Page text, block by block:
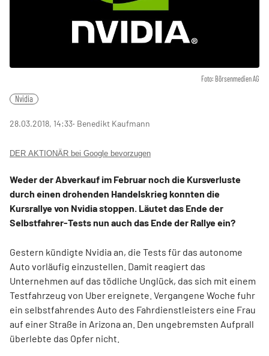
Foto: Börsenmedien AG
Nvidia
28.03.2018, 14:33‧ Benedikt Kaufmann
DER AKTIONÄR bei Google bevorzugen
Weder der Abverkauf im Februar noch die Kursverluste
durch einen drohenden Handelskrieg konnten die
Kursrallye von Nvidia stoppen. Läutet das Ende der
Selbstfahrer-Tests nun auch das Ende der Rallye ein?
Gestern kündigte Nvidia an, die Tests für das autonome
Auto vorläufig einzustellen. Damit reagiert das
Unternehmen auf das tödliche Unglück, das sich mit einem
Testfahrzeug von Uber ereignete. Vergangene Woche fuhr
ein selbstfahrendes Auto des Fahrdienstleisters eine Frau
auf einer Straße in Arizona an. Den ungebremsten Aufprall
überlebte das Opfer nicht.